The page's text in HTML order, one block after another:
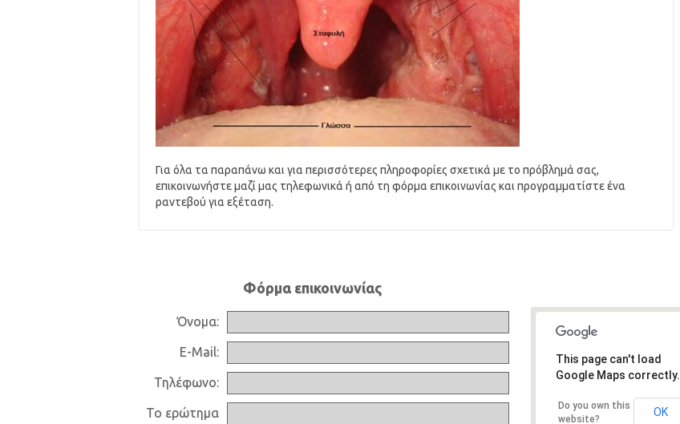
Για όλα τα παραπάνω και για περισσότερες πληροφορίες σχετικά με το πρόβλημά σας,
επικοινωνήστε μαζί μας τηλεφωνικά ή από τη φόρμα επικοινωνίας και προγραμματίστε ένα
ραντεβού για εξέταση.
Φόρμα επικοινωνίας
Όνομα:
E-Mail:
Τηλέφωνο:
Το ερώτημα
This page can't load
Google Maps correctly.
Do you own this
website?
OK